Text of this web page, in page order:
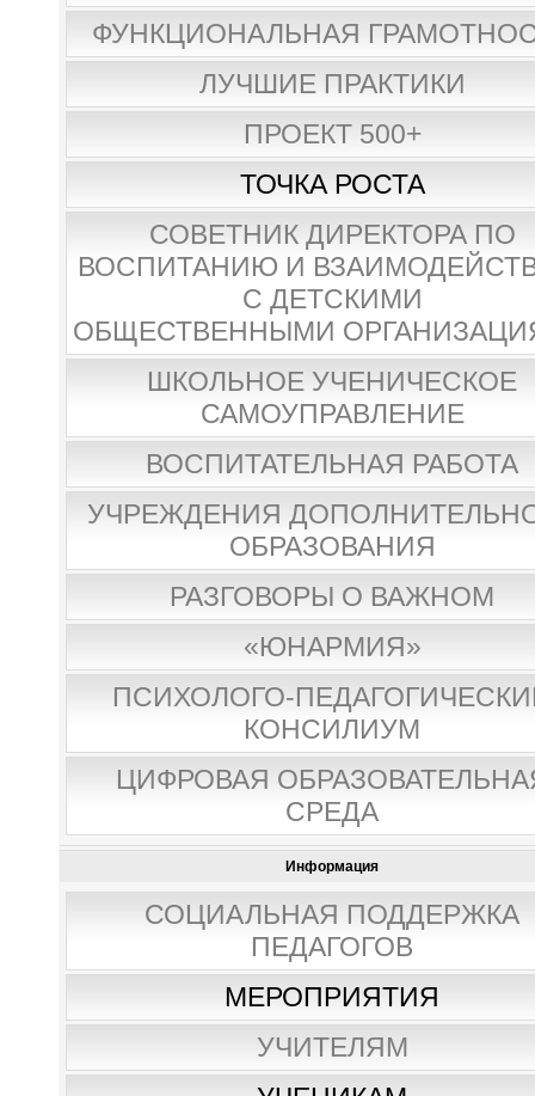
ФУНКЦИОНАЛЬНАЯ
ЛУЧШИЕ ПРАКТИКИ
ПРОЕКТ 500+
ТОЧКА РОСТА
СОВЕТНИК ДИРЕКТОРА ПО
ВОСПИТАНИЮ И
С ДЕТСКИМИ
ОБЩЕСТВЕННЫМИ
ШКОЛЬНОЕ УЧЕНИЧЕСКОЕ
САМОУПРАВЛЕНИЕ
ВОСПИТАТЕЛЬНАЯ РАБОТА
УЧРЕЖДЕНИЯ
ОБРАЗОВАНИЯ
РАЗГОВОРЫ О ВАЖНОМ
«ЮНАРМИЯ»
ПСИХОЛОГО-
КОНСИЛИУМ
ЦИФРОВАЯ
СРЕДА
Информация
СОЦИАЛЬНАЯ ПОДДЕРЖКА
ПЕДАГОГОВ
МЕРОПРИЯТИЯ
УЧИТЕЛЯМ